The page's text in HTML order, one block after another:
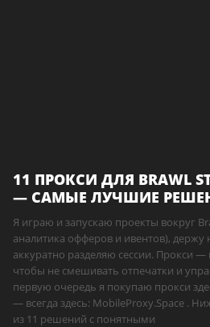
11 ПРОКСИ ДЛЯ BRAWL
— САМЫЕ ЛУЧШИЕ
Я играю и запускаю проекты вокруг
аналитика офферов и ивентов),
аккуратно разделяю сессии. Прокси
чтобы не смешивать отпечатки и
первую очередь я покупаю прокси
— всегда здесь: MobileProxy.Space .
из 11 решений с понятными